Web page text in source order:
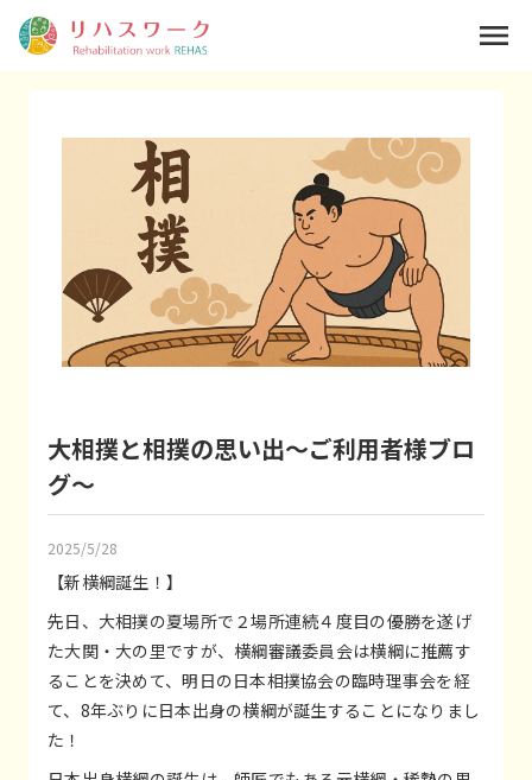
大相撲と相撲の思い出～ご利用者様ブロ
グ～
2025/5/28
【新横綱誕生！】
先日、大相撲の夏場所で２場所連続４度目の優勝を遂げ
た大関・大の里ですが、横綱審議委員会は横綱に推薦す
ることを決めて、明日の日本相撲協会の臨時理事会を経
て、8年ぶりに日本出身の横綱が誕生することになりまし
た！
menu